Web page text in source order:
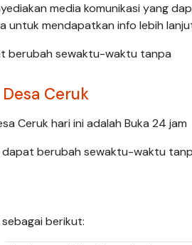
media komunikasi yang
untuk mendapatkan info lebih
berubah sewaktu-waktu tanpa
Ceruk
Ceruk hari ini adalah Buka 24 jam
dapat berubah sewaktu-waktu
berikut: